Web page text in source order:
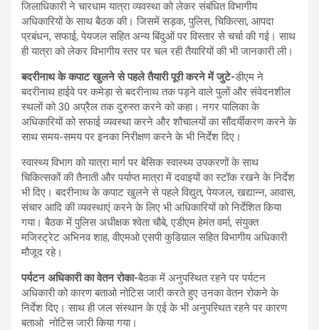
जिलाधिकारी ने चारधाम यात्रा व्यवस्था को लेकर संबंधित विभागीय
अधिकारियों के साथ बैठक की। जिसमें सड़क, पुलिस, चिकित्सा, आपदा
प्रबंधन, सफाई, पेयजल सहित अन्य बिंदुओं पर विस्तार से चर्चा की गई। साथ
ही यात्रा को लेकर विभागीय स्तर पर चल रही तैयारियों की भी जानकारी ली।
बदरीनाथ के कपाट खुलने से पहले तैयारी पूरी करने में जुटे-डीएम ने
बदरीनाथ हाईवे पर कमेड़ा से बदरीनाथ तक पड़ने वाले पुलों और संवेदनशील
स्थलों को 30 अप्रैल तक दुरुस्त करने को कहा। नगर पालिका के
अधिकारियों को सफाई व्यवस्था करने और शौचालयों का सौंदर्यीकरण करने के
साथ समय-समय पर इनका निरीक्षण करने के भी निर्देश दिए।
स्वास्थ्य विभाग को यात्रा मार्ग पर बेसिक स्वास्थ्य उपकरणों के साथ
चिकित्सकों की तैनाती और पर्याप्त मात्रा में दवाइयों का स्टॉक रखने के निर्देश
भी दिए। बदरीनाथ के कपाट खुलने से पहले विद्युत, पेयजल, खद्यान्न, आवास,
संचार आदि की व्यवस्थाएं करने के लिए भी अधिकारियों को निर्देशित किया
गया। बैठक में पुलिस अधीक्षक श्वेता चौबे, एडीएम हेमंत वर्मा, संयुक्त
मजिस्ट्रेट अभिनव शाह, वीएमओ एसपी कुडिय़ाल सहित विभागीय अधिकारी
मौजूद रहे।
पर्यटन अधिकारी का वेतन रोका-बैठक में अनुपस्थित रहने पर पर्यटन
अधिकारी को कारण बताओ नोटिस जारी करते हुए उनका वेतन रोकने के
निर्देश दिए। साथ ही जल संस्थान के एई के भी अनुपस्थित रहने पर कारण
बताओ नोटिस जारी किया गया।